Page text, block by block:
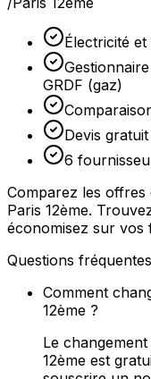
Électricité
GRDF (gaz)
Devis
6
Comparez les offres
Paris 12ème.
économisez sur vos
Questions fréquentes
Comment
12ème ?
Le
12ème est